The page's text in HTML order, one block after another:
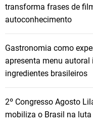
transforma frases de
autoconhecimento
Gastronomia como
apresenta menu
ingredientes brasileiros
2º Congresso Agosto
mobiliza o Brasil na